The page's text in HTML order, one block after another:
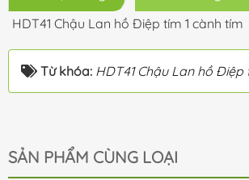
HDT41 Chậu Lan hồ Điệp tím 1 cành tím
Từ khóa: HDT41 Chậu Lan hồ Điệp
SẢN PHẨM CÙNG LOẠI